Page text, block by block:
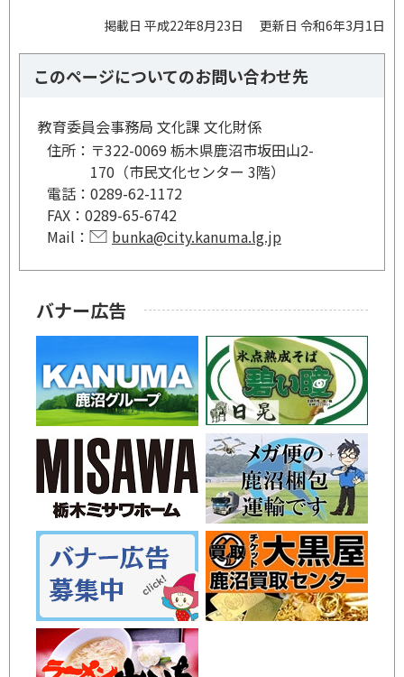
掲載日 平成22年8月23日 更新日 令和6年3月1日
このページについてのお問い合わせ先
教育委員会事務局 文化課 文化財係
住所： 〒322-0069 栃木県鹿沼市坂田山2-
170（市民文化センター 3階）
電話： 0289-62-1172
FAX： 0289-65-6742
Mail：
bunka@city.kanuma.lg.jp
バナー広告